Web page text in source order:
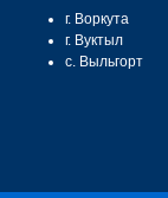
г. Воркута
г. Вуктыл
с. Выльгорт